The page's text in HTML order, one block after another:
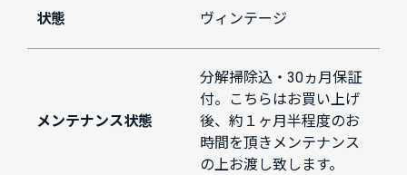
状態 ヴィンテージ
メンテナンス状態
分解掃除込・30ヵ月保証
付。こちらはお買い上げ
後、約１ヶ月半程度のお
時間を頂きメンテナンス
の上お渡し致します。